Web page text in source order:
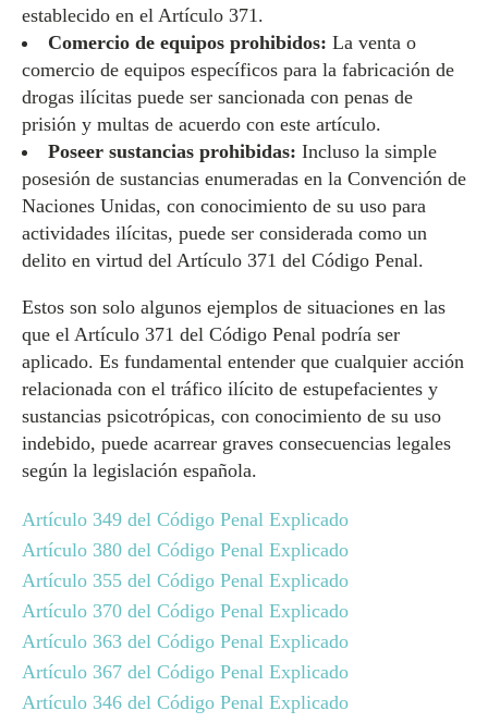
establecido en el Artículo 371.
Comercio de equipos prohibidos: La venta o
comercio de equipos específicos para la fabricación de
drogas ilícitas puede ser sancionada con penas de
prisión y multas de acuerdo con este artículo.
Poseer sustancias prohibidas: Incluso la simple
posesión de sustancias enumeradas en la Convención de
Naciones Unidas, con conocimiento de su uso para
actividades ilícitas, puede ser considerada como un
delito en virtud del Artículo 371 del Código Penal.
Estos son solo algunos ejemplos de situaciones en las
que el Artículo 371 del Código Penal podría ser
aplicado. Es fundamental entender que cualquier acción
relacionada con el tráfico ilícito de estupefacientes y
sustancias psicotrópicas, con conocimiento de su uso
indebido, puede acarrear graves consecuencias legales
según la legislación española.
Artículo 349 del Código Penal Explicado
Artículo 380 del Código Penal Explicado
Artículo 355 del Código Penal Explicado
Artículo 370 del Código Penal Explicado
Artículo 363 del Código Penal Explicado
Artículo 367 del Código Penal Explicado
Artículo 346 del Código Penal Explicado